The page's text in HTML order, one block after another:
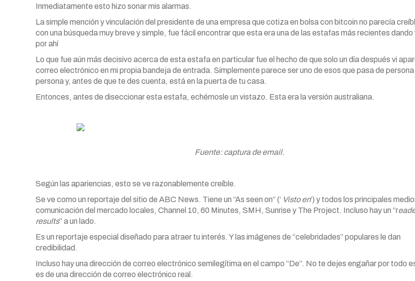
Inmediatamente esto hizo sonar mis alarmas.
La simple mención y vinculación del presidente de una empresa que cotiza en bolsa con bitcoin no parecía
con una búsqueda muy breve y simple, fue fácil encontrar que esta era una de las estafas más recientes dando
por ahí
Lo que fue aún más decisivo acerca de esta estafa en particular fue el hecho de que solo un día después vi
correo electrónico en mi propia bandeja de entrada. Simplemente parece ser uno de esos que pasa de persona
persona y, antes de que te des cuenta, está en la puerta de tu casa.
Entonces, antes de diseccionar esta estafa, echémosle un vistazo. Esta era la versión australiana.
Fuente: captura de email.
Según las apariencias, esto se ve razonablemente creíble.
Se ve como un reportaje del sitio de ABC News. Tiene un “As seen on” (‘ Visto en’) y todos los principales
comunicación del mercado locales, Channel 10, 60 Minutes, SMH, Sunrise y The Project. Incluso hay un “r
results” a un lado.
Es un reportaje especial diseñado para atraer tu interés. Y las imágenes de “celebridades” populares le dan
credibilidad.
Incluso hay una dirección de correo electrónico semilegítima en el campo “De”. No te dejes engañar por todo
es de una dirección de correo electrónico real.